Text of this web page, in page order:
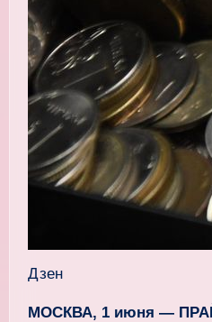
Дзен
МОСКВА, 1 июня —